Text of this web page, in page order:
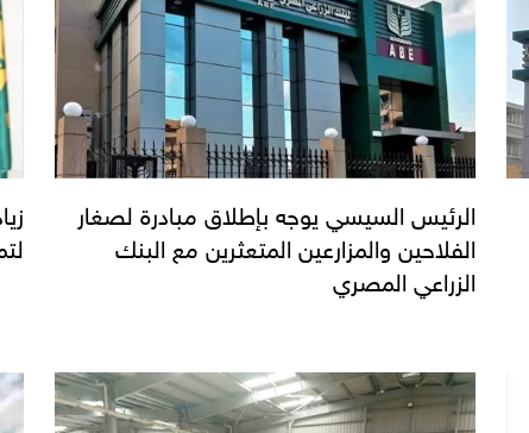
الرئيس السيسي يوجه بإطلاق مبادرة لصغار
الفلاحين والمزارعين المتعثرين مع البنك
الزراعي المصري